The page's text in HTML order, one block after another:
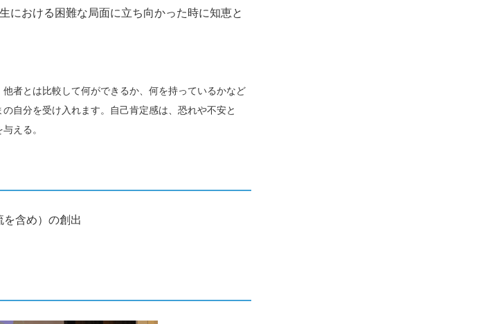
における困難な局面に立ち向かった時に知恵と
者とは比較して何ができるか、何を持っているかなど
自分を受け入れます。自己肯定感は、恐れや不安と
える。
を含め）の創出